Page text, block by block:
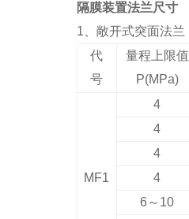
隔膜装置法兰尺寸
1 、敞开式突面法兰
代
号
量程上限值
P(MPa)
MF1
4
4
4
4
6 ～10